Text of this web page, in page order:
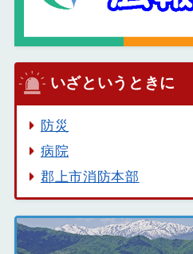
いざというときに
防災
病院
郡上市消防本部